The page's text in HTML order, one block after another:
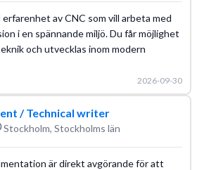
av CNC som vill arbeta med
i en spännande miljö. Du får möjlighet
och utvecklas inom modern
2026-09-30
/ Technical writer
Stockholm, Stockholms län
är direkt avgörande för att